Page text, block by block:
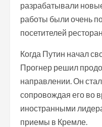
разрабатывали
работы были очень
посетителей
Когда Путин начал
Прогнер решил
направлении. Он
сопровождая его во
иностранными
приемы в Кремле.